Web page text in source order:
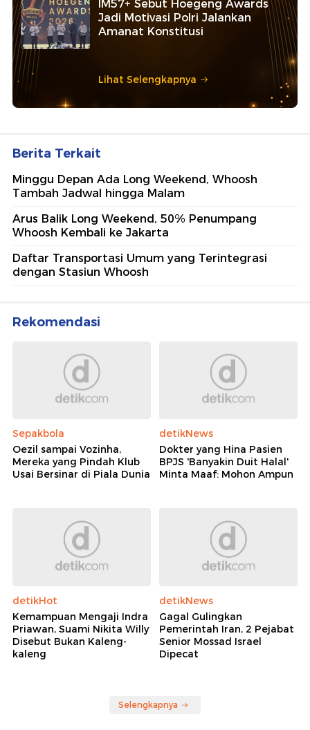
IM57+ Sebut Hoegeng Awards
Jadi Motivasi Polri Jalankan
Amanat Konstitusi
Lihat Selengkapnya
Berita Terkait
Minggu Depan Ada Long Weekend, Whoosh
Tambah Jadwal hingga Malam
Arus Balik Long Weekend, 50% Penumpang
Whoosh Kembali ke Jakarta
Daftar Transportasi Umum yang Terintegrasi
dengan Stasiun Whoosh
Rekomendasi
Sepakbola
Oezil sampai Vozinha,
Mereka yang Pindah Klub
Usai Bersinar di Piala Dunia
detikNews
Dokter yang Hina Pasien
BPJS 'Banyakin Duit Halal'
Minta Maaf: Mohon Ampun
detikHot
Kemampuan Mengaji Indra
Priawan, Suami Nikita Willy
Disebut Bukan Kaleng-
kaleng
detikNews
Gagal Gulingkan
Pemerintah Iran, 2 Pejabat
Senior Mossad Israel
Dipecat
Selengkapnya